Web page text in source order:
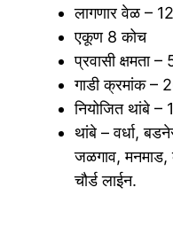
लागणार वेळ –
एकूण 8 कोच
प्रवासी क्षमता
गाडी क्रमांक –
नियोजित थांबे
थांबे – वर्धा,
जळगाव, मनमाड,
चौर्ड लाईन.